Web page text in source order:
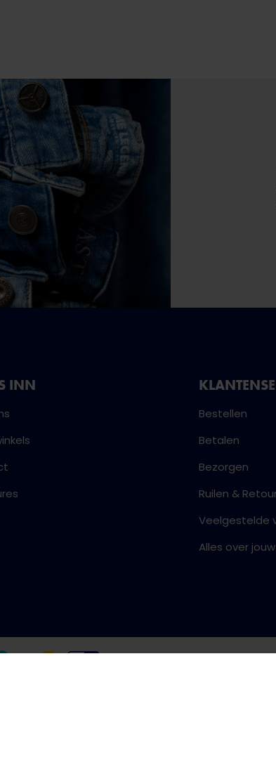
INN
Bestellen
Betalen
Bezorgen
Ruilen &
Veelgestelde
Alles over